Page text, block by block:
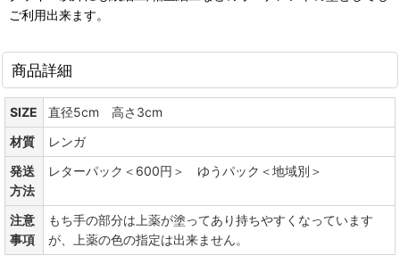
ご利用出来ます。
商品詳細
SIZE
直径5cm 高さ3cm
材質
レンガ
発送
方法
レターパック＜600円＞ ゆうパック＜地域別＞
注意
事項
もち手の部分は上薬が塗ってあり持ちやすくなっています
が、上薬の色の指定は出来ません。